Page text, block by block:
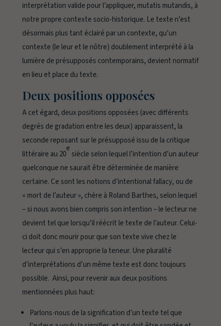
interprétation valide pour l’appliquer, mutatis mutandis, à
notre propre contexte socio-historique. Le texte n’est
désormais plus tant éclairé par un contexte, qu’un
contexte (le leur et le nôtre) doublement interprété à la
lumière de présupposés contemporains, devient normatif
en lieu et place du texte.
Deux positions opposées
A cet égard, deux positions opposées (avec différents
degrés de gradation entre les deux) apparaissent, la
seconde reposant sur le présupposé issu de la critique
littéraire au 20
e
siècle selon lequel l’intention d’un auteur
quelconque ne saurait être déterminée de manière
certaine. Ce sont les notions d’intentional fallacy, ou de
« mort de l’auteur », chère à Roland Barthes, selon lequel
– si nous avons bien compris son intention – le lecteur ne
devient tel que lorsqu’il réécrit le texte de l’auteur. Celui-
ci doit donc mourir pour que son texte vive chez le
lecteur qui s’en approprie la teneur. Une pluralité
d’interprétations d’un même texte est donc toujours
possible. Ainsi, pour revenir aux deux positions
mentionnées plus haut:
Parlons-nous de la signification d’un texte tel que